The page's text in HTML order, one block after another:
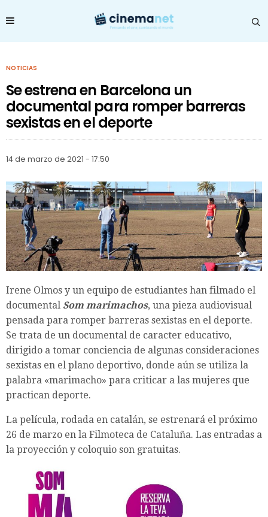
NOTICIAS
Se estrena en Barcelona un
documental para romper barreras
sexistas en el deporte
14 de marzo de 2021 - 17:50
Irene Olmos y un equipo de estudiantes han filmado el
documental Som marimachos, una pieza audiovisual
pensada para romper barreras sexistas en el deporte.
Se trata de un documental de caracter educativo,
dirigido a tomar conciencia de algunas consideraciones
sexistas en el plano deportivo, donde aún se utiliza la
palabra «marimacho» para criticar a las mujeres que
practican deporte.
La película, rodada en catalán, se estrenará el próximo
26 de marzo en la Filmoteca de Cataluña. Las entradas a
la proyección y coloquio son gratuitas.